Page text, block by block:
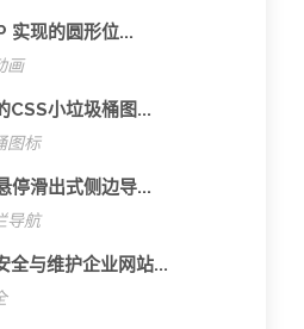
实现的圆形位...
画
CSS小垃圾桶图...
图标
停滑出式侧边导...
导航
全与维护企业网站...